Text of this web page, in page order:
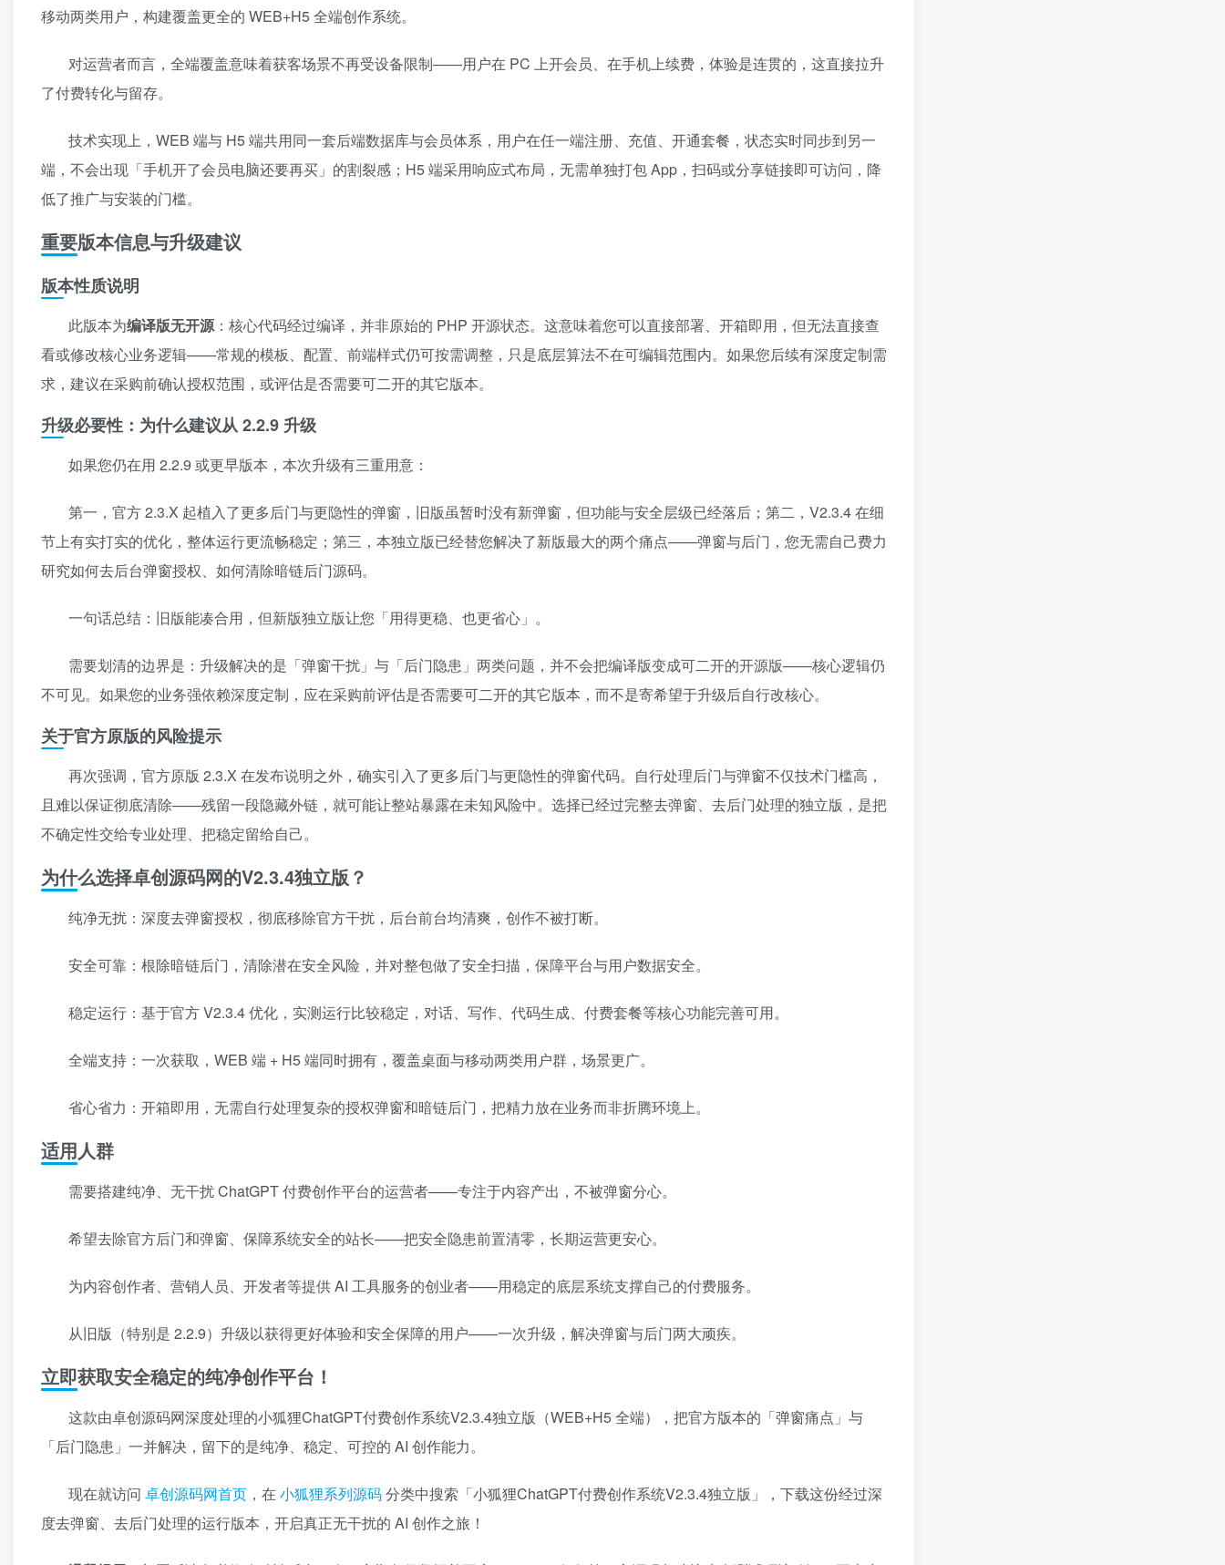
移动两类用户，构建覆盖更全的 WEB+H5 全端创作系统。
对运营者而言，全端覆盖意味着获客场景不再受设备限制——用户在 PC 上开会员、在手机上续费，体验是连贯的，这直接拉升
了付费转化与留存。
技术实现上，WEB 端与 H5 端共用同一套后端数据库与会员体系，用户在任一端注册、充值、开通套餐，状态实时同步到另一
端，不会出现「手机开了会员电脑还要再买」的割裂感；H5 端采用响应式布局，无需单独打包 App，扫码或分享链接即可访问，降
低了推广与安装的门槛。
重要版本信息与升级建议
版本性质说明
此版本为编译版无开源：核心代码经过编译，并非原始的 PHP 开源状态。这意味着您可以直接部署、开箱即用，但无法直接查
看或修改核心业务逻辑——常规的模板、配置、前端样式仍可按需调整，只是底层算法不在可编辑范围内。如果您后续有深度定制需
求，建议在采购前确认授权范围，或评估是否需要可二开的其它版本。
升级必要性：为什么建议从 2.2.9 升级
如果您仍在用 2.2.9 或更早版本，本次升级有三重用意：
第一，官方 2.3.X 起植入了更多后门与更隐性的弹窗，旧版虽暂时没有新弹窗，但功能与安全层级已经落后；第二，V2.3.4 在细
节上有实打实的优化，整体运行更流畅稳定；第三，本独立版已经替您解决了新版最大的两个痛点——弹窗与后门，您无需自己费力
研究如何去后台弹窗授权、如何清除暗链后门源码。
一句话总结：旧版能凑合用，但新版独立版让您「用得更稳、也更省心」。
需要划清的边界是：升级解决的是「弹窗干扰」与「后门隐患」两类问题，并不会把编译版变成可二开的开源版——核心逻辑仍
不可见。如果您的业务强依赖深度定制，应在采购前评估是否需要可二开的其它版本，而不是寄希望于升级后自行改核心。
关于官方原版的风险提示
再次强调，官方原版 2.3.X 在发布说明之外，确实引入了更多后门与更隐性的弹窗代码。自行处理后门与弹窗不仅技术门槛高，
且难以保证彻底清除——残留一段隐藏外链，就可能让整站暴露在未知风险中。选择已经过完整去弹窗、去后门处理的独立版，是把
不确定性交给专业处理、把稳定留给自己。
为什么选择卓创源码网的V2.3.4独立版？
纯净无扰：深度去弹窗授权，彻底移除官方干扰，后台前台均清爽，创作不被打断。
安全可靠：根除暗链后门，清除潜在安全风险，并对整包做了安全扫描，保障平台与用户数据安全。
稳定运行：基于官方 V2.3.4 优化，实测运行比较稳定，对话、写作、代码生成、付费套餐等核心功能完善可用。
全端支持：一次获取，WEB 端 + H5 端同时拥有，覆盖桌面与移动两类用户群，场景更广。
省心省力：开箱即用，无需自行处理复杂的授权弹窗和暗链后门，把精力放在业务而非折腾环境上。
适用人群
需要搭建纯净、无干扰 ChatGPT 付费创作平台的运营者——专注于内容产出，不被弹窗分心。
希望去除官方后门和弹窗、保障系统安全的站长——把安全隐患前置清零，长期运营更安心。
为内容创作者、营销人员、开发者等提供 AI 工具服务的创业者——用稳定的底层系统支撑自己的付费服务。
从旧版（特别是 2.2.9）升级以获得更好体验和安全保障的用户——一次升级，解决弹窗与后门两大顽疾。
立即获取安全稳定的纯净创作平台！
这款由卓创源码网深度处理的小狐狸ChatGPT付费创作系统V2.3.4独立版（WEB+H5 全端），把官方版本的「弹窗痛点」与
「后门隐患」一并解决，留下的是纯净、稳定、可控的 AI 创作能力。
现在就访问 卓创源码网首页 ，在 小狐狸系列源码分类中搜索「小狐狸ChatGPT付费创作系统V2.3.4独立版」，下载这份经过深
度去弹窗、去后门处理的运行版本，开启真正无干扰的 AI 创作之旅！